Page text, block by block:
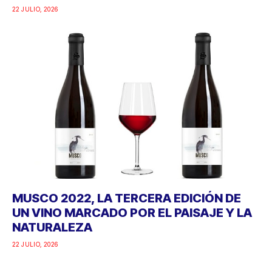
22 JULIO, 2026
MUSCO 2022, LA TERCERA EDICIÓN DE
UN VINO MARCADO POR EL PAISAJE Y LA
NATURALEZA
22 JULIO, 2026